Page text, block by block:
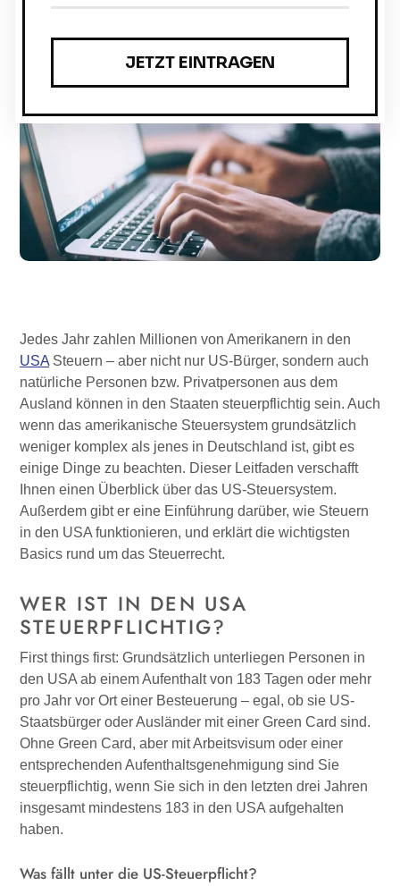
Steuererklärung in diesem Jahr!
December 21, 2025
Jedes Jahr zahlen Millionen von Amerikanern in den
USA Steuern – aber nicht nur US-Bürger, sondern auch
natürliche Personen bzw. Privatpersonen aus dem
Ausland können in den Staaten steuerpflichtig sein. Auch
wenn das amerikanische Steuersystem grundsätzlich
weniger komplex als jenes in Deutschland ist, gibt es
einige Dinge zu beachten. Dieser Leitfaden verschafft
Ihnen einen Überblick über das US-Steuersystem.
Außerdem gibt er eine Einführung darüber, wie Steuern
in den USA funktionieren, und erklärt die wichtigsten
Basics rund um das Steuerrecht.
WER IST IN DEN USA
STEUERPFLICHTIG?
First things first: Grundsätzlich unterliegen Personen in
den USA ab einem Aufenthalt von 183 Tagen oder mehr
pro Jahr vor Ort einer Besteuerung – egal, ob sie US-
Staatsbürger oder Ausländer mit einer Green Card sind.
Ohne Green Card, aber mit Arbeitsvisum oder einer
entsprechenden Aufenthaltsgenehmigung sind Sie
steuerpflichtig, wenn Sie sich in den letzten drei Jahren
insgesamt mindestens 183 in den USA aufgehalten
haben.
Was fällt unter die US-Steuerpflicht?